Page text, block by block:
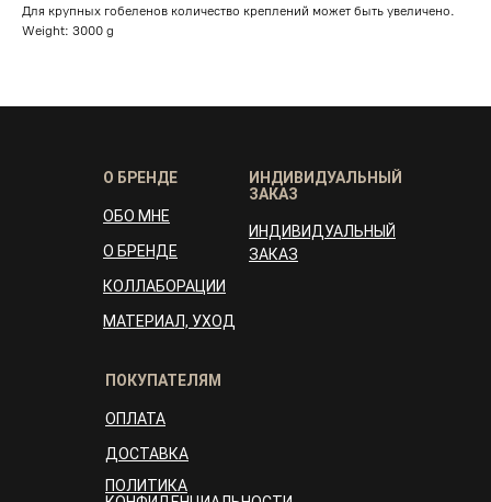
Для крупных гобеленов количество креплений может быть увеличено.
Weight: 3000 g
ПОКУПАТЕЛЯМ
ОПЛАТА
ДОСТАВКА
ПОЛИТИКА
ИНДИВИДУАЛЬНЫЙ
ЗАКАЗ
ИНДИВИДУАЛЬНЫЙ
ЗАКАЗ
О БРЕНДЕ
ОБО МНЕ
О БРЕНДЕ
КОЛЛАБОРАЦИИ
МАТЕРИАЛ, УХОД